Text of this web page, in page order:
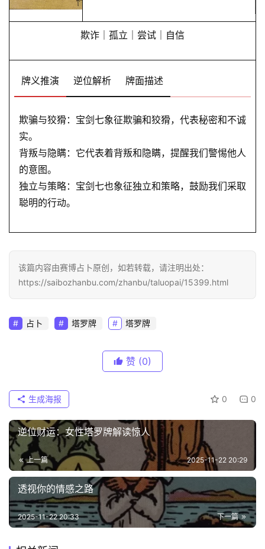
欺诈｜孤立｜尝试｜自信
牌义推演 逆位解析 牌面描述
欺骗与狡猾：宝剑七象征欺骗和狡猾，代表秘密和不诚
实。
背叛与隐瞒：它代表着背叛和隐瞒，提醒我们警惕他人
的意图。
独立与策略：宝剑七也象征独立和策略，鼓励我们采取
聪明的行动。
该篇内容由赛博占卜原创，如若转载，请注明出处：
https://saibozhanbu.com/zhanbu/taluopai/15399.html
占卜 塔罗牌 塔罗牌
赞 (0)
0 0
生成海报
逆位财运：女性塔罗牌解读惊人
上一篇 2025-11-22 20:29
透视你的情感之路
下一篇
2025-11-22 20:33